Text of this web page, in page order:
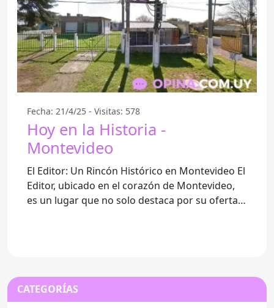
Fecha: 21/4/25 - Visitas: 578
Hoy en la Historia -
Montevideo
El Editor: Un Rincón Histórico en Montevideo El
Editor, ubicado en el corazón de Montevideo,
es un lugar que no solo destaca por su oferta
CATEGORÍAS